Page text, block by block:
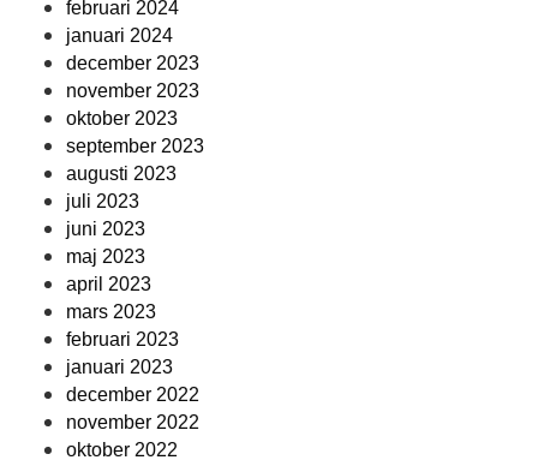
februari 2024
januari 2024
december 2023
november 2023
oktober 2023
september 2023
augusti 2023
juli 2023
juni 2023
maj 2023
april 2023
mars 2023
februari 2023
januari 2023
december 2022
november 2022
oktober 2022